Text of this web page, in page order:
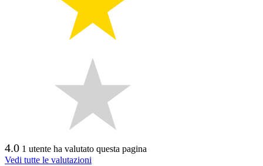
4.0 1 utente ha valutato questa pagina
Vedi tutte le valutazioni